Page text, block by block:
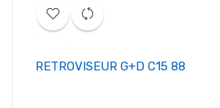
RETROVISEUR G+D C15 88